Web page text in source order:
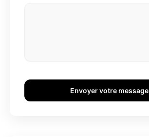
Envoyer votre message